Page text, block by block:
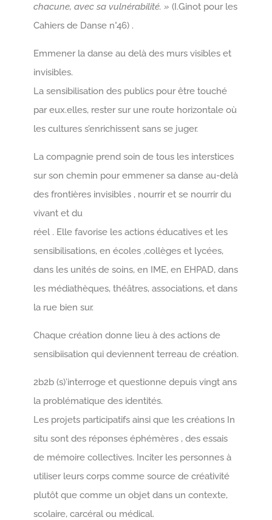
chacune, avec sa vulnérabilité. » (I.Ginot pour les
Cahiers de Danse n°46) .
Emmener la danse au delà des murs visibles et
invisibles.
La sensibilisation des publics pour être touché
par eux.elles, rester sur une route horizontale où
les cultures s’enrichissent sans se juger.
La compagnie prend soin de tous les interstices
sur son chemin pour emmener sa danse au-delà
des frontières invisibles , nourrir et se nourrir du
vivant et du
réel . Elle favorise les actions éducatives et les
sensibilisations, en écoles ,collèges et lycées,
dans les unités de soins, en IME, en EHPAD, dans
les médiathèques, théâtres, associations, et dans
la rue bien sur.
Chaque création donne lieu à des actions de
sensibiisation qui deviennent terreau de création.
2b2b (s)’interroge et questionne depuis vingt ans
la problématique des identités.
Les projets participatifs ainsi que les créations In
situ sont des réponses éphémères , des essais
de mémoire collectives. Inciter les personnes à
utiliser leurs corps comme source de créativité
plutôt que comme un objet dans un contexte,
scolaire, carcéral ou médical.